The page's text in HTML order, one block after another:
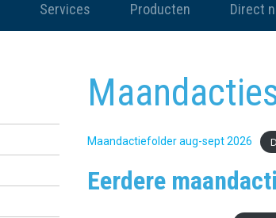
Services Producten Direct
Maandactiefolder aug-sept 2026
Eerdere